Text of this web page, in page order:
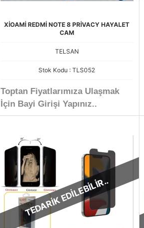
XİOAMİ REDMİ NOTE 8 PRİVACY HAYALET
CAM
TELSAN
Stok Kodu : TLS052
Toptan Fiyatlarımıza Ulaşmak
İçin Bayi Girişi Yapınız..
TEDARİK EDİLEBİLİR..